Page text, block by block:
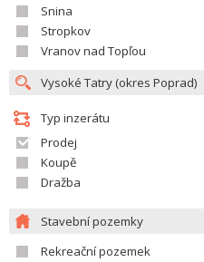
Snina
Stropkov
Vranov nad Topľou
Typ inzerátu
Prodej
Koupě
Dražba
Stavební pozemky
Rekreační pozemek